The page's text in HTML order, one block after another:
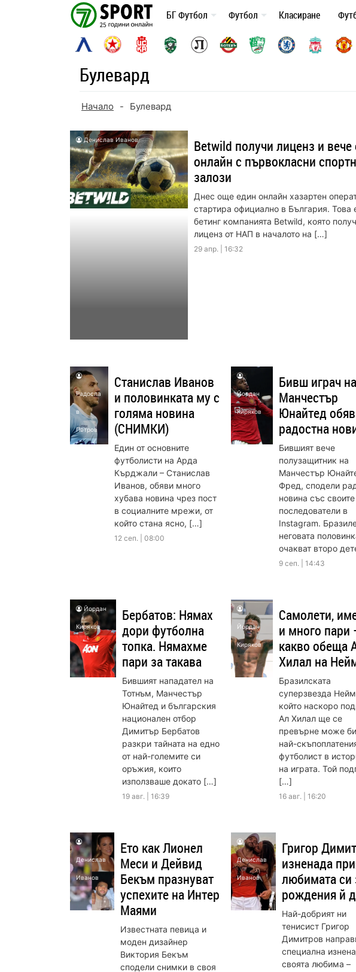
БГ Футбол Футбол Класиране
Булевард
Начало - Булевард
Денислав Иванов
Betwild получи лиценз и вече
онлайн с първокласни
залози
Днес още един онлайн хазартен
стартира официално в България. Това
бетинг компанията Betwild, която
лиценз от НАП в началото на […]
29 апр. | 16:32
Радосла
в
Петров
Станислав Иванов
и половинката му с
голяма новина
(СНИМКИ)
Един от основните
футболисти на Арда
Кърджали – Станислав
Иванов, обяви много
хубава новина чрез пост
в социалните мрежи, от
който стана ясно, […]
12 сеп. | 08:00
Йордан
Киряков
Бивш играч на
Манчестър
Юнайтед
радостна
Бившият вече
полузащитник на
Манчестър
Фред, сподели
новина със своите
последователи в
Instagram.
неговата
очакват второ
9 сеп. | 14:43
Йордан
Киряков
Бербатов: Нямах
дори футболна
топка. Нямахме
пари за такава
Бившият нападател на
Тотнъм, Манчестър
Юнайтед и българския
национален отбор
Димитър Бербатов
разкри тайната на едно
от най-големите си
оръжия, които
използваше докато […]
19 авг. | 16:39
Йордан
Киряков
Самолети,
и много пари
какво обеща
Хилал на
Бразилската
суперзвезда
който наскоро
Ал Хилал ще се
превърне може
най-
футболист в
на играта. Той
[…]
16 авг. | 16:20
Денислав
Иванов
Ето как Лионел
Меси и Дейвид
Бекъм празнуват
успехите на Интер
Маями
Известната певица и
моден дизайнер
Виктория Бекъм
сподели снимки в своя
Денислав
Иванов
Григор
изненада
любимата си
рождения й
Най-добрият ни
тенисист Григор
Димитров
специална
своята любима –